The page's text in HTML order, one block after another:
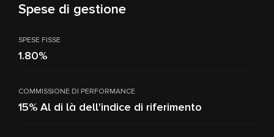
Spese di gestione
SPESE FISSE
1.80%
COMMISSIONE DI PERFORMANCE
15% Al di là dell'indice di riferimento